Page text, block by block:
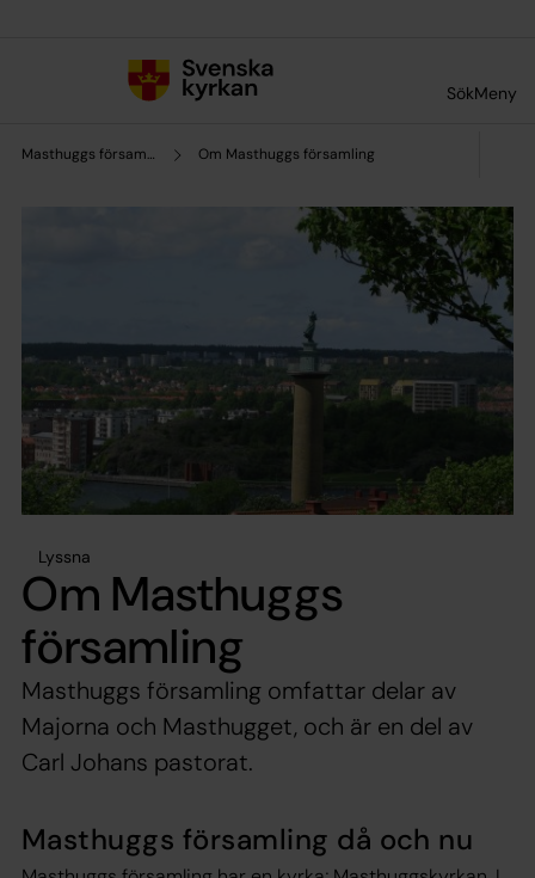
SökMeny
Masthuggs församling Om Masthuggs församling
Lyssna
Om Masthuggs
församling
Masthuggs församling omfattar delar av
Majorna och Masthugget, och är en del av
Carl Johans pastorat.
Masthuggs församling då och nu